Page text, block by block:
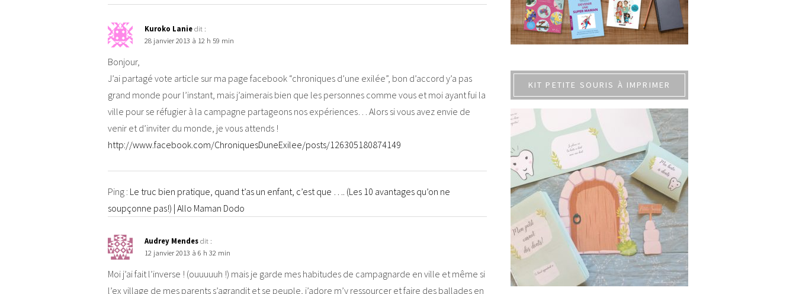
Kuroko Laniedit :
28 janvier 2013 à 12 h 59 min
Bonjour,
J’ai partagé vote article sur ma page facebook “chroniques d’une exilée”, bon d’accord y’a pas
grand monde pour l’instant, mais j’aimerais bien que les personnes comme vous et moi ayant fui la
ville pour se réfugier à la campagne partageons nos expériences… Alors si vous avez envie de
venir et d’inviter du monde, je vous attends !
http://www.facebook.com/ChroniquesDuneExilee/posts/126305180874149
Ping : Le truc bien pratique, quand t’as un enfant, c’est que …. (Les 10 avantages qu’on ne
soupçonne pas!) | Allo Maman Dodo
Audrey Mendesdit :
12 janvier 2013 à 6 h 32 min
Moi j’ai fait l’inverse ! (ouuuuuh !) mais je garde mes habitudes de campagnarde en ville et même si
l’ex village de mes parents s’agrandit et se peuple, j’adore m’y ressourcer et faire des ballades en
KIT PETITE SOURIS À IMPRIMER